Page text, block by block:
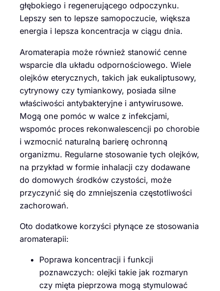
głębokiego i regenerującego odpoczynku.
Lepszy sen to lepsze samopoczucie, większa
energia i lepsza koncentracja w ciągu dnia.
Aromaterapia może również stanowić cenne
wsparcie dla układu odpornościowego. Wiele
olejków eterycznych, takich jak eukaliptusowy,
cytrynowy czy tymiankowy, posiada silne
właściwości antybakteryjne i antywirusowe.
Mogą one pomóc w walce z infekcjami,
wspomóc proces rekonwalescencji po chorobie
i wzmocnić naturalną barierę ochronną
organizmu. Regularne stosowanie tych olejków,
na przykład w formie inhalacji czy dodawane
do domowych środków czystości, może
przyczynić się do zmniejszenia częstotliwości
zachorowań.
Oto dodatkowe korzyści płynące ze stosowania
aromaterapii:
Poprawa koncentracji i funkcji
poznawczych: olejki takie jak rozmaryn
czy mięta pieprzowa mogą stymulować